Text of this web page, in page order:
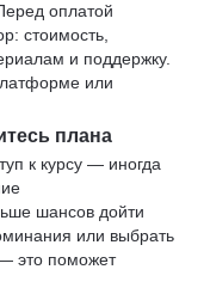
оплатой
стоимость,
и поддержку.
или
плана
к курсу — иногда
шансов дойти
или выбрать
это поможет